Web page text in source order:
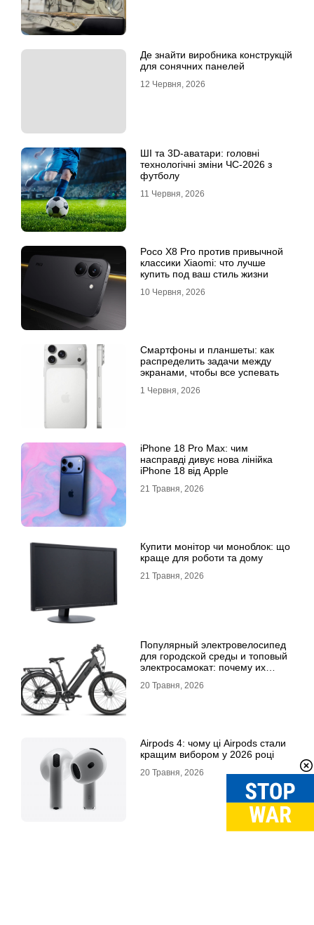
Де знайти виробника конструкцій
для сонячних панелей
12 Червня, 2026
ШІ та 3D-аватари: головні
технологічні зміни ЧС-2026 з
футболу
11 Червня, 2026
Poco X8 Pro против привычной
классики Xiaomi: что лучше
купить под ваш стиль жизни
10 Червня, 2026
Смартфоны и планшеты: как
распределить задачи между
экранами, чтобы все успевать
1 Червня, 2026
iPhone 18 Pro Max: чим
насправді дивує нова лінійка
iPhone 18 від Apple
21 Травня, 2026
Купити монітор чи моноблок: що
краще для роботи та дому
21 Травня, 2026
Популярный электровелосипед
для городской среды и топовый
электросамокат: почему их
20 Травня, 2026
Airpods 4: чому ці Airpods стали
кращим вибором у 2026 році
20 Травня, 2026